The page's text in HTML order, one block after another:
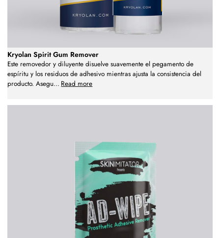
Kryolan Spirit Gum Remover
Este removedor y diluyente disuelve suavemente el pegamento de
espíritu y los residuos de adhesivo mientras ajusta la consistencia del
producto. Asegu... Read more